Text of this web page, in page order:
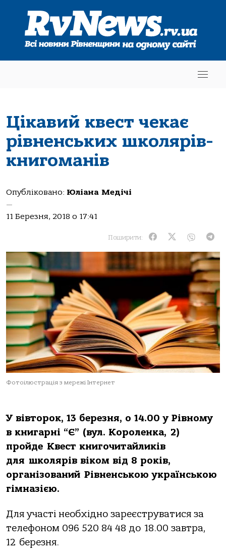
Цікавий квест чекає
рівненських школярів-
книгоманів
Опубліковано: Юліана Медічі
—
11 Березня, 2018 о 17:41
Поширити:
Фотоілюстрація з мережі Інтернет
У вівторок, 13 березня, о 14.00 у Рівному
в книгарні “Є” (вул. Короленка, 2)
пройде Квест книгочитайликів
для школярів віком від 8 років,
організований Рівненською українською
гімназією.
Для участі необхідно зареєструватися за
телефоном 096 520 84 48 до 18.00 завтра,
12 березня.